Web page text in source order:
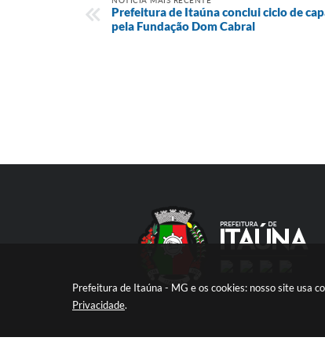
Prefeitura de Itaúna - MG e os cookies: nosso site usa
Privacidade.
Prefeitura de Itaúna conclui ciclo de
pela Fundação Dom Cabral